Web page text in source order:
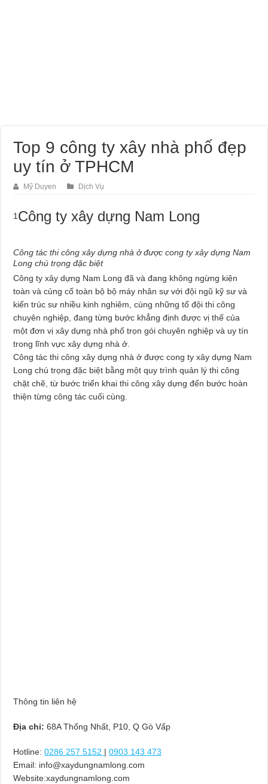
Top 9 công ty xây nhà phố đẹp
uy tín ở TPHCM
Mỹ Duyen Dịch Vụ
1 Công ty xây dựng Nam Long
Công tác thi công xây dựng nhà ở được cong ty xây dựng Nam
Long chú trọng đặc biệt
Công ty xây dựng Nam Long đã và đang không ngừng kiện
toàn và củng cố toàn bộ bộ máy nhân sự với đội ngũ kỹ sư và
kiến trúc sư nhiều kinh nghiêm, cùng những tổ đội thi công
chuyên nghiệp, đang từng bước khẳng định được vị thế của
một đơn vị xây dựng nhà phố trọn gói chuyên nghiệp và uy tín
trong lĩnh vực xây dựng nhà ở.
Công tác thi công xây dựng nhà ở được cong ty xây dựng Nam
Long chú trọng đặc biệt bằng một quy trình quản lý thi công
chặt chẽ, từ bước triển khai thi công xây dựng đến bước hoàn
thiện từng công tác cuối cùng.
Thông tin liên hệ
Địa chỉ: 68A Thống Nhất, P10, Q Gò Vấp
Hotline: 0286 257 5152 |0903 143 473
Email: info@xaydungnamlong.com
Website:xaydungnamlong.com